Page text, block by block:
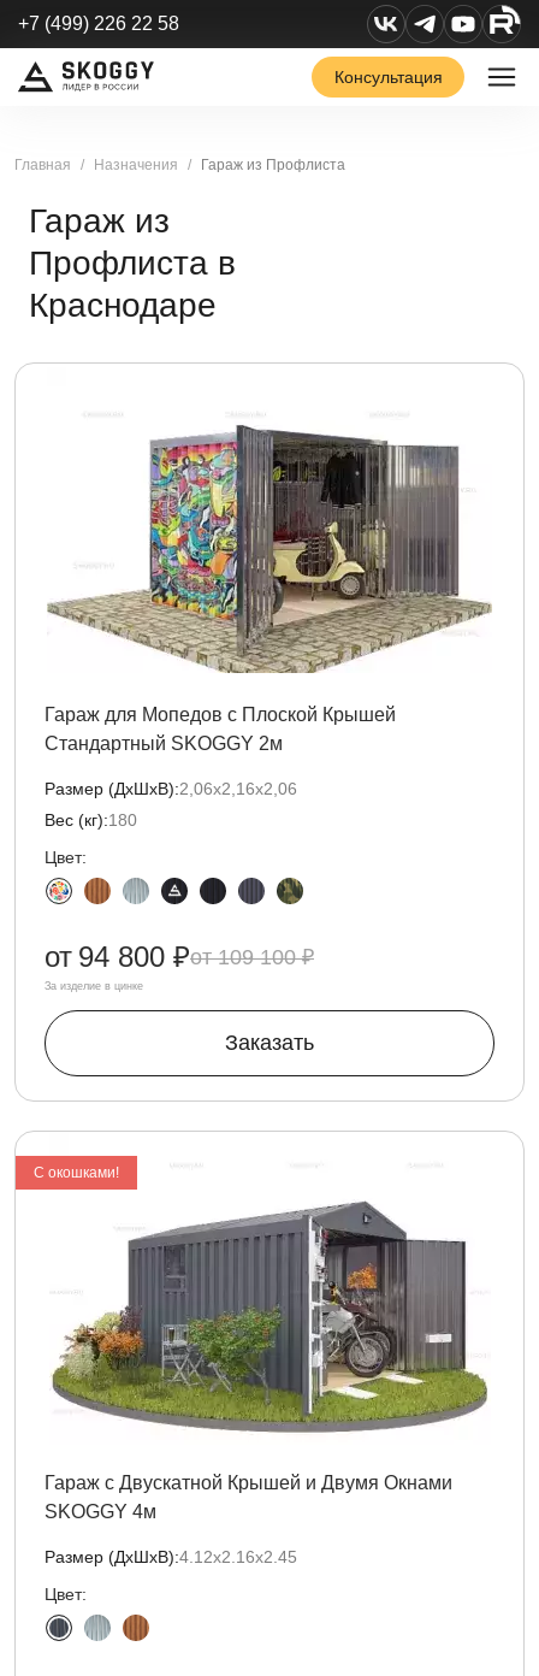
+7 (499) 226 22 58
Консультация
Главная Назначения Гараж из Профлиста
Гараж из
Профлиста в
Краснодаре
Гараж для Мопедов с Плоской Крышей
Стандартный SKOGGY 2м
Размер (ДxШxВ):2,06х2,16х2,06
Вес (кг):180
Цвет:
109 100 ₽
от 94 800 ₽
За изделие в цинке
Заказать
С окошками!
Гараж с Двускатной Крышей и Двумя Окнами
SKOGGY 4м
Размер (ДxШxВ):4.12х2.16х2.45
Цвет: